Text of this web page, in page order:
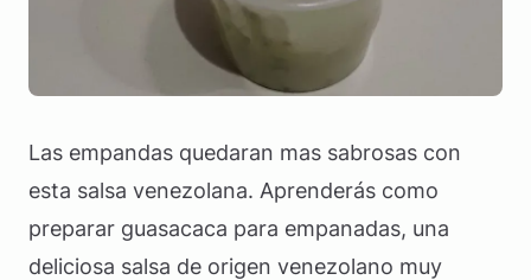
Las empandas quedaran mas sabrosas con
esta salsa venezolana. Aprenderás como
preparar guasacaca para empanadas, una
deliciosa salsa de origen venezolano muy